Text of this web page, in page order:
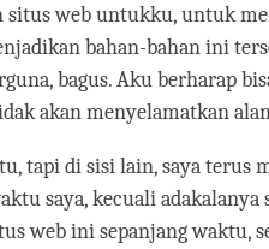
web untukku, untuk
bahan-bahan ini
bagus. Aku berharap
akan menyelamatkan
tapi di sisi lain, saya terus
saya, kecuali adakalanya
web ini sepanjang waktu,